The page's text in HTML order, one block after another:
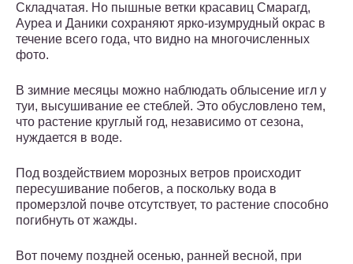
Складчатая. Но пышные ветки красавиц Смарагд,
Ауреа и Даники сохраняют ярко-изумрудный окрас в
течение всего года, что видно на многочисленных
фото.
В зимние месяцы можно наблюдать облысение игл у
туи, высушивание ее стеблей. Это обусловлено тем,
что растение круглый год, независимо от сезона,
нуждается в воде.
Под воздействием морозных ветров происходит
пересушивание побегов, а поскольку вода в
промерзлой почве отсутствует, то растение способно
погибнуть от жажды.
Вот почему поздней осенью, ранней весной, при